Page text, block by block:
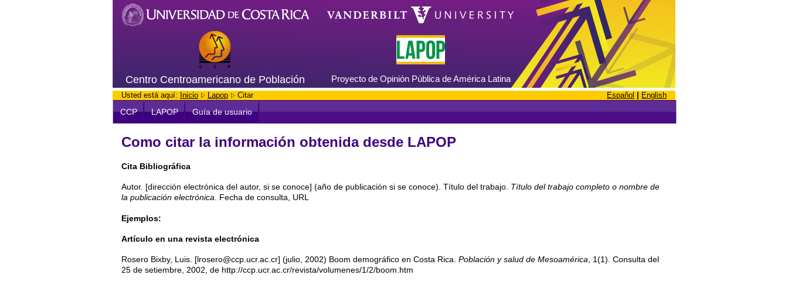
Centro Centroamericano de Población Proyecto de Opinión Pública de América Latina
Usted está aquí: Inicio Lapop Citar Español English
CCP LAPOP Guía de usuario
Como citar la información obtenida desde LAPOP
Cita Bibliográfica
Autor. [dirección electrónica del autor, si se conoce] (año de publicación si se conoce). Título del trabajo. Título del trabajo completo o nombre de
la publicación electrónica. Fecha de consulta, URL
Ejemplos:
Artículo en una revista electrónica
Rosero Bixby, Luis. [lrosero@ccp.ucr.ac.cr] (julio, 2002) Boom demográfico en Costa Rica. Población y salud de Mesoamérica , 1(1). Consulta del
25 de setiembre, 2002, de http://ccp.ucr.ac.cr/revista/volumenes/1/2/boom.htm